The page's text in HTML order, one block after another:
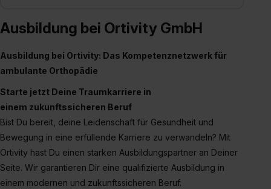
bestimmte Verwendungszwecke zulassen, triff deine
erlauben“. Die Einwilligung zur Platzierung von Cookies
der Kategorien „Präferenzen“, „Statistiken“ und „Social
Media und Marketing“ umfasst hierbei die Einwilligung
zur Übermittlung deiner Daten in die USA (Art. 49 Abs. 1
S. 1 lit. a) DS-GVO). Die USA verfügen über kein
angemessenes Datenschutzniveau (EuGH – Schrems
II). Du kannst die von dir erteilte Einwilligung jederzeit mit
Wirkung für die Zukunft ganz oder teilweise über unsere
Datenschutzerklärung unter dem Punkt „Datenschutz-
Ausbildung bei Ortivity GmbH
Ausbildung bei Ortivity: Das Kompetenznetzwerk für
ambulante Orthopädie
Starte jetzt Deine Traumkarriere in
einem zukunftssicheren Beruf
Bist Du bereit, deine Leidenschaft für Gesundheit und
Bewegung in eine erfüllende Karriere zu verwandeln? Mit
Ortivity hast Du einen starken Ausbildungspartner an Deiner
Seite. Wir garantieren Dir eine qualifizierte Ausbildung in
einem modernen und zukunftssicheren Beruf.